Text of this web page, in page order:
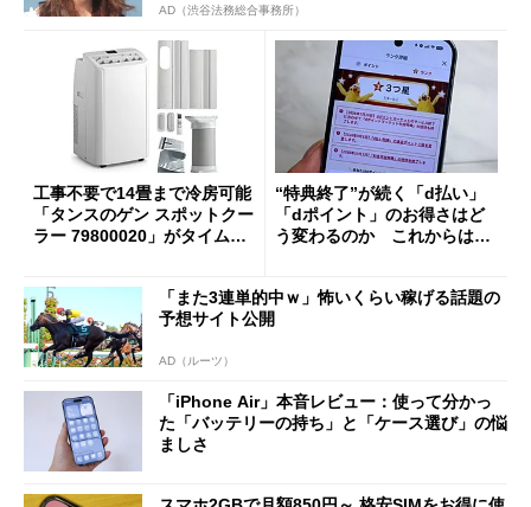
AD（渋谷法務総合事務所）
工事不要で14畳まで冷房可能
「タンスのゲン スポットクー
ラー 79800020」がタイムセ
“特典終了”が続く「d払い」
「dポイント」のお得さはど
う変わるのか これからは
「また3連単的中ｗ」怖いくらい稼げる話題の
予想サイト公開
AD（ルーツ）
「iPhone Air」本音レビュー：使って分かっ
た「バッテリーの持ち」と「ケース選び」の悩
ましさ